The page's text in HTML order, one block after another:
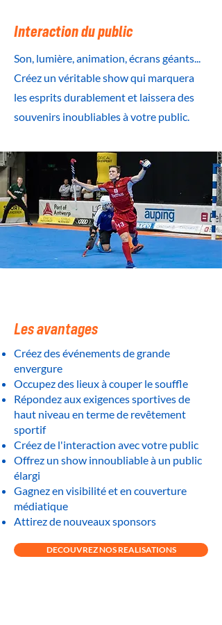
Interaction du public
Son, lumière, animation, écrans géants...
Créez un véritable show qui marquera
les esprits durablement et laissera des
souvenirs inoubliables à votre public.
Les avantages
Créez des événements de grande
envergure
Occupez des lieux à couper le souffle
Répondez aux exigences sportives de
haut niveau en terme de revêtement
sportif
Créez de l'interaction avec votre public
Offrez un show innoubliable à un public
élargi
Gagnez en visibilité et en couverture
médiatique
Attirez de nouveaux sponsors
DECOUVREZ NOS REALISATIONS